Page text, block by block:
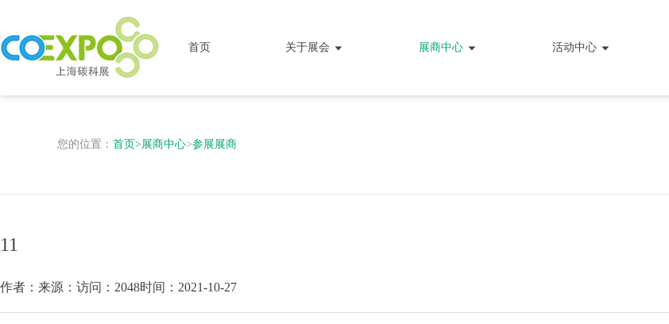
首页 关于展会 展商中心 活动中心
您的位置： 首页>展商中心>参展展商
11
作者： 来源： 访问：2048时间：2021-10-27